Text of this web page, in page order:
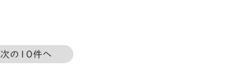
次の10件へ